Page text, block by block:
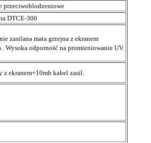
przeciwoblodzeniowe
DTCE-300
zasilana mata grzejna z ekranem
Wysoka odporność na promieniowanie UV.
z ekranem+10mb kabel zasil.